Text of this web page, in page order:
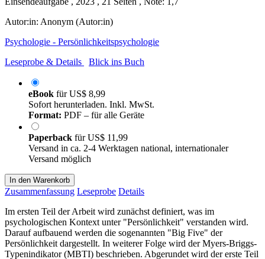
Autor:in: Anonym (Autor:in)
Psychologie - Persönlichkeitspsychologie
Leseprobe & Details
Blick ins Buch
eBook fürUS$ 8,99
Sofort herunterladen. Inkl. MwSt.
Format: PDF – für alle Geräte
Paperback fürUS$ 11,99
Versand in ca. 2-4 Werktagen national, internationaler
Versand möglich
In den Warenkorb
Zusammenfassung Leseprobe Details
Im ersten Teil der Arbeit wird zunächst definiert, was im
psychologischen Kontext unter "Persönlichkeit" verstanden wird.
Darauf aufbauend werden die sogenannten "Big Five" der
Persönlichkeit dargestellt. In weiterer Folge wird der Myers-Briggs-
Typenindikator (MBTI) beschrieben. Abgerundet wird der erste Teil